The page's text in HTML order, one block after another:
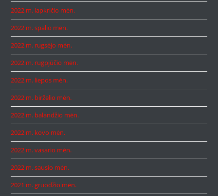
2022 m. lapkričio mėn.
2022 m. spalio mėn.
2022 m. rugsėjo mėn.
2022 m. rugpjūčio mėn.
2022 m. liepos mėn.
2022 m. birželio mėn.
2022 m. balandžio mėn.
2022 m. kovo mėn.
2022 m. vasario mėn.
2022 m. sausio mėn.
2021 m. gruodžio mėn.